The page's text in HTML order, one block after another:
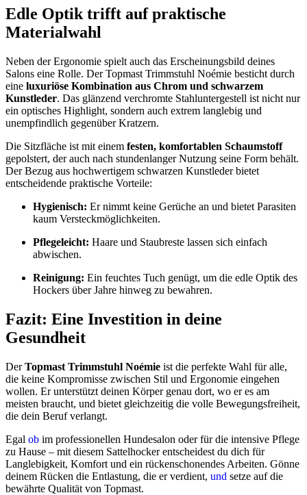
Edle Optik trifft auf praktische
Materialwahl
Neben der Ergonomie spielt auch das Erscheinungsbild deines
Salons eine Rolle. Der Topmast Trimmstuhl Noémie besticht durch
eine luxuriöse Kombination aus Chrom und schwarzem
Kunstleder. Das glänzend verchromte Stahluntergestell ist nicht nur
ein optisches Highlight, sondern auch extrem langlebig und
unempfindlich gegenüber Kratzern.
Die Sitzfläche ist mit einem festen, komfortablen Schaumstoff
gepolstert, der auch nach stundenlanger Nutzung seine Form behält.
Der Bezug aus hochwertigem schwarzen Kunstleder bietet
entscheidende praktische Vorteile:
Hygienisch: Er nimmt keine Gerüche an und bietet Parasiten
kaum Versteckmöglichkeiten.
Pflegeleicht: Haare und Staubreste lassen sich einfach
abwischen.
Reinigung: Ein feuchtes Tuch genügt, um die edle Optik des
Hockers über Jahre hinweg zu bewahren.
Fazit: Eine Investition in deine
Gesundheit
DerTopmast Trimmstuhl Noémie ist die perfekte Wahl für alle,
die keine Kompromisse zwischen Stil und Ergonomie eingehen
wollen. Er unterstützt deinen Körper genau dort, wo er es am
meisten braucht, und bietet gleichzeitig die volle Bewegungsfreiheit,
die dein Beruf verlangt.
Egal ob im professionellen Hundesalon oder für die intensive Pflege
zu Hause – mit diesem Sattelhocker entscheidest du dich für
Langlebigkeit, Komfort und ein rückenschonendes Arbeiten. Gönne
deinem Rücken die Entlastung, die er verdient, und setze auf die
bewährte Qualität von Topmast.